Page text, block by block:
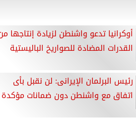
أوكرانيا تدعو واشنطن لزيادة إنتاجها
القدرات المضادة للصواريخ الباليستية
رئيس البرلمان الإيرانى: لن نقبل بأى
اتفاق مع واشنطن دون ضمانات مؤكدة